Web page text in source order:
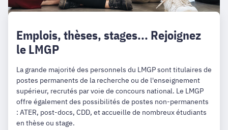
Emplois, thèses, stages... Rejoignez
le LMGP
La grande majorité des personnels du LMGP sont titulaires de
postes permanents de la recherche ou de l'enseignement
supérieur, recrutés par voie de concours national. Le LMGP
offre également des possibilités de postes non-permanents
: ATER, post-docs, CDD, et accueille de nombreux étudiants
en thèse ou stage.